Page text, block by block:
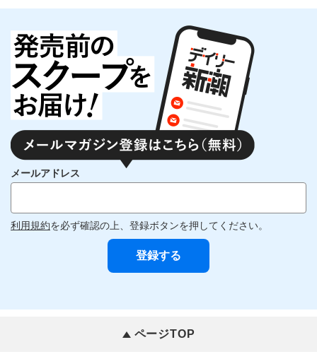
メールアドレス
利用規約を必ず確認の上、登録ボタンを押してください。
ページTOP